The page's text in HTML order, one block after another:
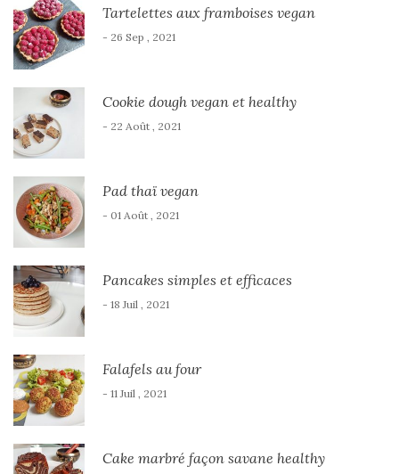
Tartelettes aux framboises vegan
- 26 Sep , 2021
Cookie dough vegan et healthy
- 22 Août , 2021
Pad thaï vegan
- 01 Août , 2021
Pancakes simples et efficaces
- 18 Juil , 2021
Falafels au four
- 11 Juil , 2021
Cake marbré façon savane healthy